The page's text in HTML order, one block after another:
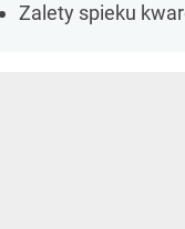
Zalety spieku